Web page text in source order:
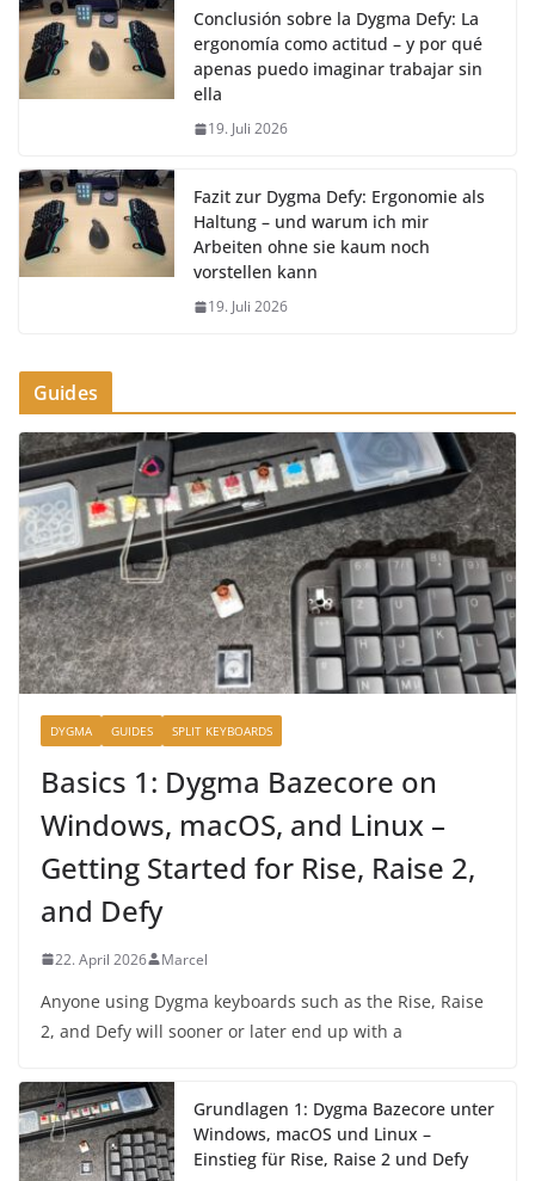
Conclusión sobre la Dygma Defy: La
ergonomía como actitud – y por qué
apenas puedo imaginar trabajar sin
ella
19. Juli 2026
Fazit zur Dygma Defy: Ergonomie als
Haltung – und warum ich mir
Arbeiten ohne sie kaum noch
vorstellen kann
19. Juli 2026
Guides
DYGMA GUIDES SPLIT KEYBOARDS
Basics 1: Dygma Bazecore on
Windows, macOS, and Linux –
Getting Started for Rise, Raise 2,
and Defy
22. April 2026 Marcel
Anyone using Dygma keyboards such as the Rise, Raise
2, and Defy will sooner or later end up with a
Grundlagen 1: Dygma Bazecore unter
Windows, macOS und Linux –
Einstieg für Rise, Raise 2 und Defy